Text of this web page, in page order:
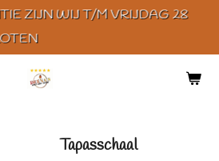
ZIJN WIJ T/M VRIJDAG 28
Tapasschaal